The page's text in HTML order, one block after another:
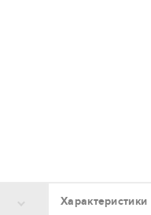
Характеристики